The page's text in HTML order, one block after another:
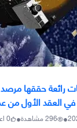
رائعة حققها
في العقد الأول
•
296مشاهدة•
0